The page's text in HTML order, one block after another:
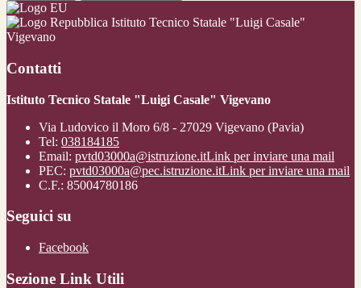
Istituto Tecnico Statale "Luigi Casale"
Vigevano
Contatti
Istituto Tecnico Statale "Luigi Casale" Vigevano
Via Ludovico il Moro 6/8 - 27029 Vigevano (Pavia)
Tel: 038184185
Email: pvtd03000a@istruzione.itLink per inviare una mail
PEC: pvtd03000a@pec.istruzione.itLink per inviare una mail
C.F.: 85004780186
Seguici su
Facebook
Sezione Link Utili